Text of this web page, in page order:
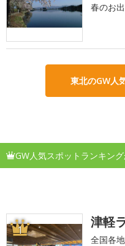
春のお
東北のGW人
GW人気スポットランキング
1 津軽
全国各